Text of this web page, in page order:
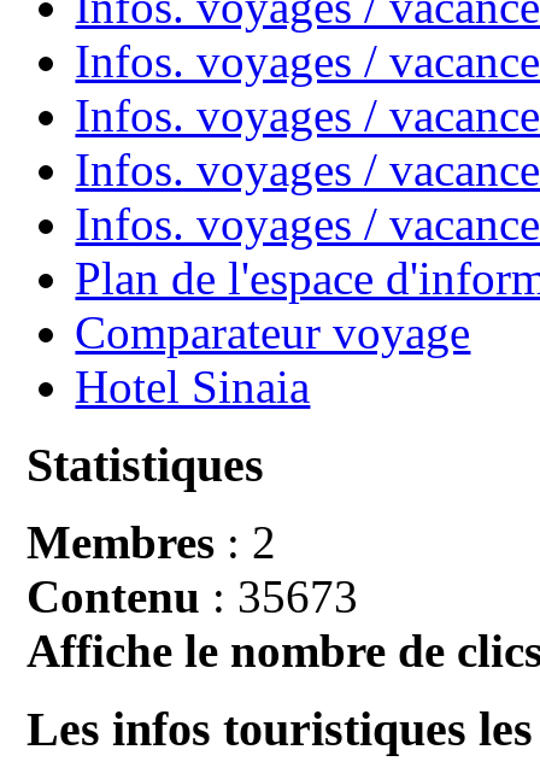
Infos. voyages /
Infos. voyages /
Infos. voyages /
Infos. voyages /
Plan de l'espace
Comparateur voyage
Hotel Sinaia
Statistiques
Membres : 2
Contenu : 35673
Affiche le nombre de
Les infos touristiques